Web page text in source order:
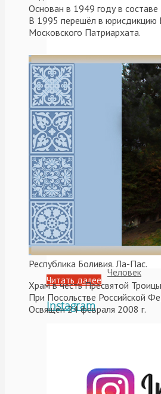
Основан в 1949 году в
В 1995 перешёл в
Московского Патриархата.
Республика Боливия. Ла-Пас.
Храм в честь Пресвятой
При Посольстве Российской
Освящён 24 февраля 2008 г.
parroquias
de
Argentina
de
Sudamérica
Аргентина,
Буэнос-
Айрес
Епархия
Митрополит,
Молодежь
Новости,
Общество,
приходы
епархии
чтения,
Церковь,
Человек
Читать далее
Instagram